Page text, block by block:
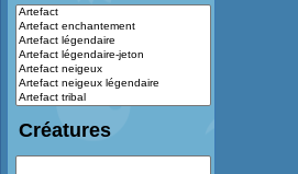
Créatures